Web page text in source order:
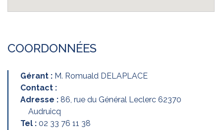
COORDONNÉES
Gérant : M. Romuald DELAPLACE
Contact :
Adresse : 86, rue du Général Leclerc 62370
Audruicq
Tel : 02 33 76 11 38